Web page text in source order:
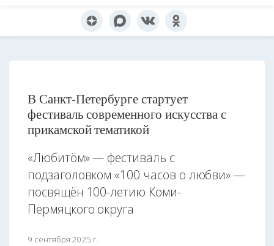
В Санкт-Петербурге стартует
фестиваль современного искусства с
прикамской тематикой
«Любитöм» — фестиваль с
подзаголовком «100 часов о любви» —
посвящён 100-летию Коми-
Пермяцкого округа
9 сентября 2025 г.